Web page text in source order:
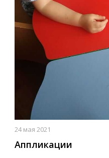
24 мая 2021
Аппликации